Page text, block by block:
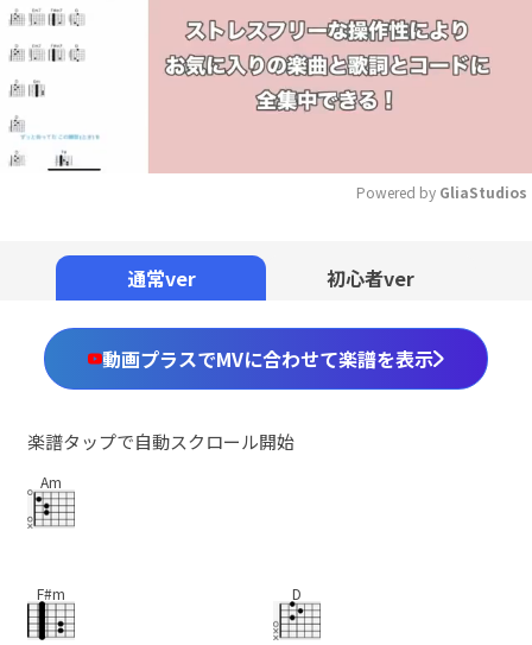
Powered by GliaStudios
通常ver 初心者ver
動画プラスでMVに合わせて楽譜を表示
楽譜タップで自動スクロール開始
Am
F#m D